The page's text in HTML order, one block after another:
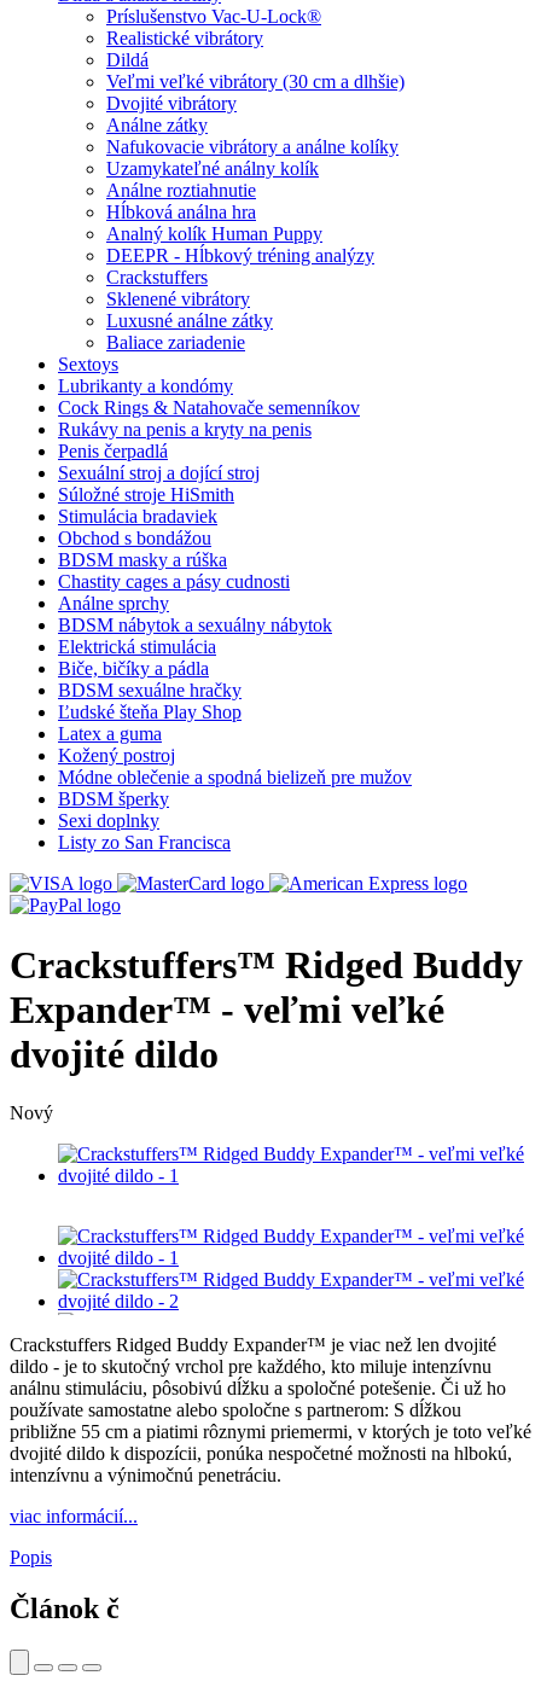
Príslušenstvo Vac-U-Lock®
Realistické vibrátory
Dildá
Veľmi veľké vibrátory (30 cm a dlhšie)
Dvojité vibrátory
Análne zátky
Nafukovacie vibrátory a análne kolíky
Uzamykateľné análny kolík
Análne roztiahnutie
Hĺbková análna hra
Analný kolík Human Puppy
DEEPR - Hĺbkový tréning analýzy
Crackstuffers
Sklenené vibrátory
Luxusné análne zátky
Baliace zariadenie
Sextoys
Lubrikanty a kondómy
Cock Rings & Natahovače semenníkov
Rukávy na penis a kryty na penis
Penis čerpadlá
Sexuální stroj a dojící stroj
Súložné stroje HiSmith
Stimulácia bradaviek
Obchod s bondážou
BDSM masky a rúška
Chastity cages a pásy cudnosti
Análne sprchy
BDSM nábytok a sexuálny nábytok
Elektrická stimulácia
Biče, bičíky a pádla
BDSM sexuálne hračky
Ľudské šteňa Play Shop
Latex a guma
Kožený postroj
Módne oblečenie a spodná bielizeň pre mužov
BDSM šperky
Sexi doplnky
Listy zo San Francisca
Crackstuffers™ Ridged Buddy
Expander™ - veľmi veľké
dvojité dildo
Nový
Crackstuffers Ridged Buddy Expander™ je viac než len dvojité
dildo - je to skutočný vrchol pre každého, kto miluje intenzívnu
análnu stimuláciu, pôsobivú dĺžku a spoločné potešenie. Či už ho
používate samostatne alebo spoločne s partnerom: S dĺžkou
približne 55 cm a piatimi rôznymi priemermi, v ktorých je toto veľké
dvojité dildo k dispozícii, ponúka nespočetné možnosti na hlbokú,
intenzívnu a výnimočnú penetráciu.
viac informácií...
Popis
Článok č